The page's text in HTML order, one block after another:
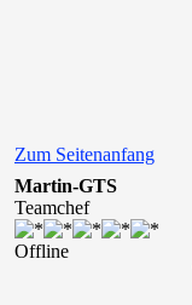
Zum Seitenanfang
Martin-GTS
Teamchef
Offline